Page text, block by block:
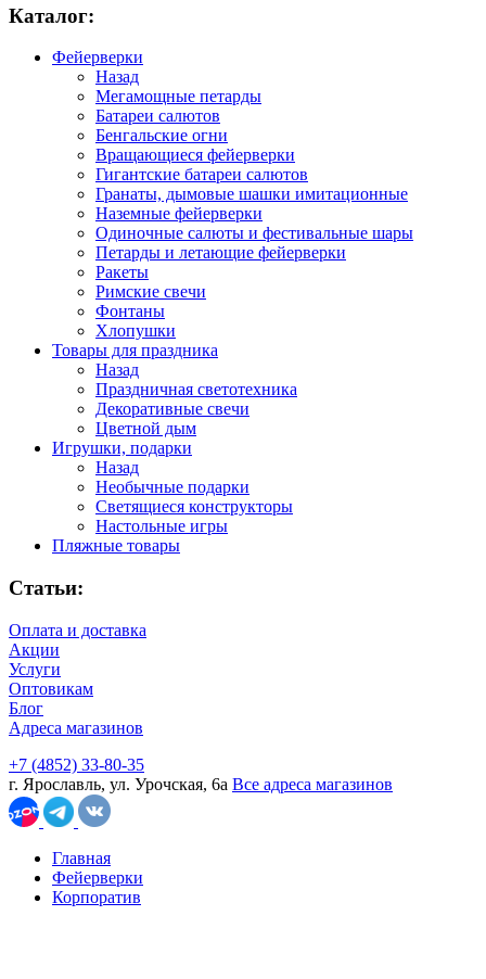
Каталог:
Фейерверки
Назад
Мегамощные петарды
Батареи салютов
Бенгальские огни
Вращающиеся фейерверки
Гигантские батареи салютов
Гранаты, дымовые шашки имитационные
Наземные фейерверки
Одиночные салюты и фестивальные шары
Петарды и летающие фейерверки
Ракеты
Римские свечи
Фонтаны
Хлопушки
Товары для праздника
Назад
Праздничная светотехника
Декоративные свечи
Цветной дым
Игрушки, подарки
Назад
Необычные подарки
Светящиеся конструкторы
Настольные игры
Пляжные товары
Статьи:
Оплата и доставка
Акции
Услуги
Оптовикам
Блог
Адреса магазинов
+7 (4852) 33-80-35
г. Ярославль, ул. Урочская, 6а Все адреса магазинов
Главная
Фейерверки
Корпоратив